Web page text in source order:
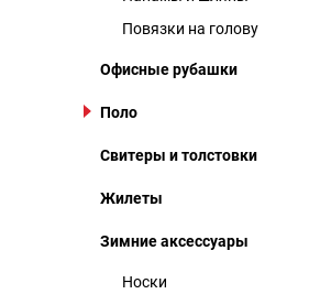
Повязки на голову
Офисные рубашки
Поло
Свитеры и толстовки
Жилеты
Зимние аксессуары
Носки